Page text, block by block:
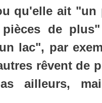
qu'elle ait "un
de
lac", par
rêvent de
ailleurs,